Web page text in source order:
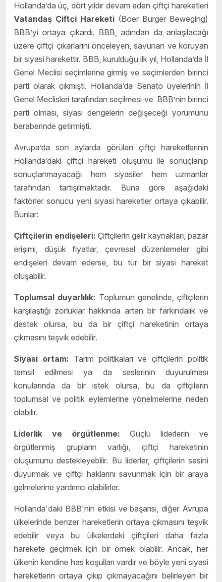
Hollanda’da üç, dört yıldır devam eden çiftçi hareketleri
Vatandaş Çiftçi Hareketi (Boer Burger Beweging)
BBB’yi ortaya çıkardı. BBB, adından da anlaşılacağı
üzere çiftçi çıkarlarını önceleyen, savunan ve koruyan
bir siyasi harekettir. BBB, kurulduğu ilk yıl, Hollanda’da İl
Genel Meclisi seçimlerine girmiş ve seçimlerden birinci
parti olarak çıkmıştı. Hollanda’da Senato üyelerinin İl
Genel Meclisleri tarafından seçilmesi ve BBB’nin birinci
parti olması, siyasi dengelerin değişeceği yorumunu
beraberinde getirmişti.
Avrupa’da son aylarda görülen çiftçi hareketlerinin
Hollanda’daki çiftçi hareketi oluşumu ile sonuçlanıp
sonuçlanmayacağı hem siyasiler hem uzmanlar
tarafından tartışılmaktadır. Buna göre aşağıdaki
faktörler sonucu yeni siyasi hareketler ortaya çıkabilir.
Bunlar:
Çiftçilerin endişeleri: Çiftçilerin gelir kaynakları, pazar
erişimi, düşük fiyatlar, çevresel düzenlemeler gibi
endişeleri devam ederse, bu tür bir siyasi hareket
oluşabilir.
Toplumsal duyarlılık: Toplumun genelinde, çiftçilerin
karşılaştığı zorluklar hakkında artan bir farkındalık ve
destek olursa, bu da bir çiftçi hareketinin ortaya
çıkmasını teşvik edebilir.
Siyasi ortam: Tarım politikaları ve çiftçilerin politik
temsil edilmesi ya da seslerinin duyurulması
konularında da bir istek olursa, bu da çiftçilerin
toplumsal ve politik eylemlerine yönelmelerine neden
olabilir.
Liderlik ve örgütlenme: Güçlü liderlerin ve
örgütlenmiş grupların varlığı, çiftçi hareketinin
oluşumunu destekleyebilir. Bu liderler, çiftçilerin sesini
duyurmak ve çiftçi haklarını savunmak için bir araya
gelmelerine yardımcı olabilirler.
Hollanda'daki BBB'nin etkisi ve başarısı, diğer Avrupa
ülkelerinde benzer hareketlerin ortaya çıkmasını teşvik
edebilir veya bu ülkelerdeki çiftçileri daha fazla
harekete geçirmek için bir örnek olabilir. Ancak, her
ülkenin kendine has koşulları vardır ve böyle yeni siyasi
hareketlerin ortaya çıkıp çıkmayacağını belirleyen bir